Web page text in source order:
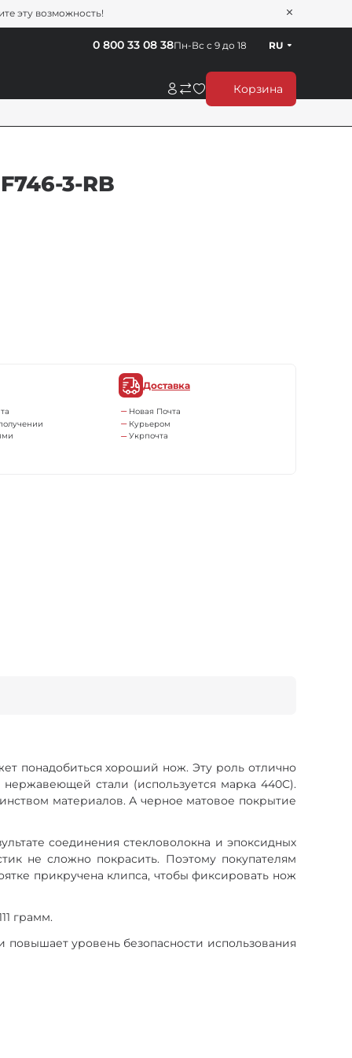
эту возможность!
Корзина
Пн-Вс с 9 до 18
0 800 33 08 38 RU
3-RB
Доставка
Новая Почта
Курьером
Укрпочта
понадобиться хороший нож. Эту роль отлично
стали (используется марка 440С).
материалов. А черное матовое покрытие
соединения стекловолокна и эпоксидных
не сложно покрасить. Поэтому покупателям
прикручена клипса, чтобы фиксировать нож
грамм.
уровень безопасности использования